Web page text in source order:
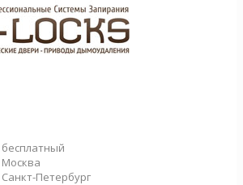
бесплатный
Москва
Санкт-Петербург